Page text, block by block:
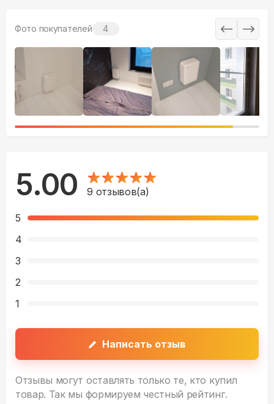
Фото покупателей 4
5.00 9 отзывов(а)
5
4
3
2
1
Написать отзыв
Отзывы могут оставлять только те, кто купил
товар. Так мы формируем честный рейтинг.